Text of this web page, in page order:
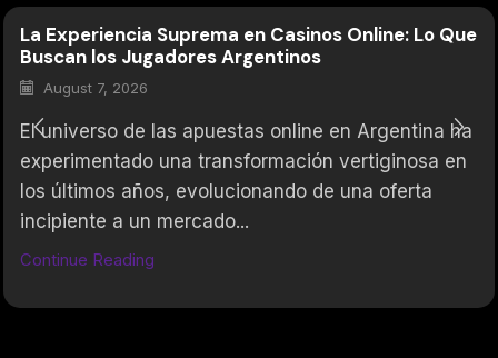
La Experiencia Suprema en Casinos Online: Lo Que
Buscan los Jugadores Argentinos
August 7, 2026
El universo de las apuestas online en Argentina ha
experimentado una transformación vertiginosa en
los últimos años, evolucionando de una oferta
incipiente a un mercado...
Continue Reading